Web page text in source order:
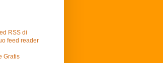
RSS di
feed reader
Gratis